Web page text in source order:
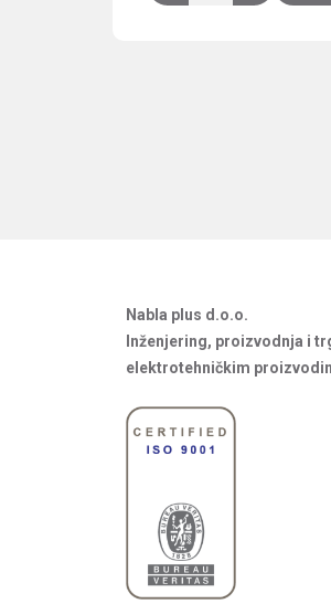
Nabla plus d.o.o.
Inženjering, proizvodnja i
elektrotehničkim